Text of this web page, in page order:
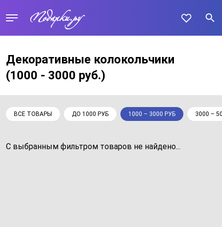
Декоративные колокольчики
(1000 - 3000 руб.)
ВСЕ ТОВАРЫ ДО 1000 РУБ 1000 – 3000 РУБ 3000 –
С выбранным фильтром товаров не найдено...